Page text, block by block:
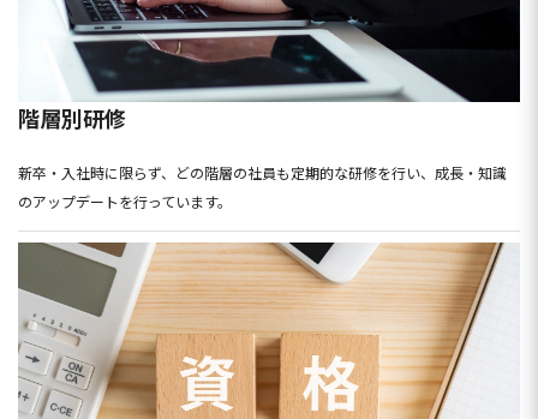
階層別研修
新卒・入社時に限らず、どの階層の社員も定期的な研修を行い、成長・知識
のアップデートを行っています。